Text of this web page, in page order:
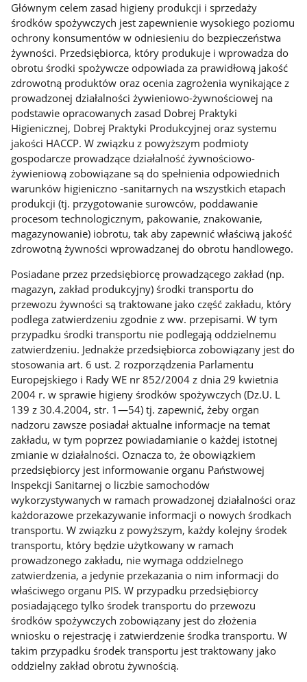
Głównym celem zasad higieny produkcji i sprzedaży
środków spożywczych jest zapewnienie wysokiego poziomu
ochrony konsumentów w odniesieniu do bezpieczeństwa
żywności. Przedsiębiorca, który produkuje i wprowadza do
obrotu środki spożywcze odpowiada za prawidłową jakość
zdrowotną produktów oraz ocenia zagrożenia wynikające z
prowadzonej działalności żywieniowo-żywnościowej na
podstawie opracowanych zasad Dobrej Praktyki
Higienicznej, Dobrej Praktyki Produkcyjnej oraz systemu
jakości HACCP. W związku z powyższym podmioty
gospodarcze prowadzące działalność żywnościowo-
żywieniową zobowiązane są do spełnienia odpowiednich
warunków higieniczno -sanitarnych na wszystkich etapach
produkcji (tj. przygotowanie surowców, poddawanie
procesom technologicznym, pakowanie, znakowanie,
magazynowanie) iobrotu, tak aby zapewnić właściwą jakość
zdrowotną żywności wprowadzanej do obrotu handlowego.
Posiadane przez przedsiębiorcę prowadzącego zakład (np.
magazyn, zakład produkcyjny) środki transportu do
przewozu żywności są traktowane jako część zakładu, który
podlega zatwierdzeniu zgodnie z ww. przepisami. W tym
przypadku środki transportu nie podlegają oddzielnemu
zatwierdzeniu. Jednakże przedsiębiorca zobowiązany jest do
stosowania art. 6 ust. 2 rozporządzenia Parlamentu
Europejskiego i Rady WE nr 852/2004 z dnia 29 kwietnia
2004 r. w sprawie higieny środków spożywczych (Dz.U. L
139 z 30.4.2004, str. 1—54) tj. zapewnić, żeby organ
nadzoru zawsze posiadał aktualne informacje na temat
zakładu, w tym poprzez powiadamianie o każdej istotnej
zmianie w działalności. Oznacza to, że obowiązkiem
przedsiębiorcy jest informowanie organu Państwowej
Inspekcji Sanitarnej o liczbie samochodów
wykorzystywanych w ramach prowadzonej działalności oraz
każdorazowe przekazywanie informacji o nowych środkach
transportu. W związku z powyższym, każdy kolejny środek
transportu, który będzie użytkowany w ramach
prowadzonego zakładu, nie wymaga oddzielnego
zatwierdzenia, a jedynie przekazania o nim informacji do
właściwego organu PIS. W przypadku przedsiębiorcy
posiadającego tylko środek transportu do przewozu
środków spożywczych zobowiązany jest do złożenia
wniosku o rejestrację i zatwierdzenie środka transportu. W
takim przypadku środek transportu jest traktowany jako
oddzielny zakład obrotu żywnością.